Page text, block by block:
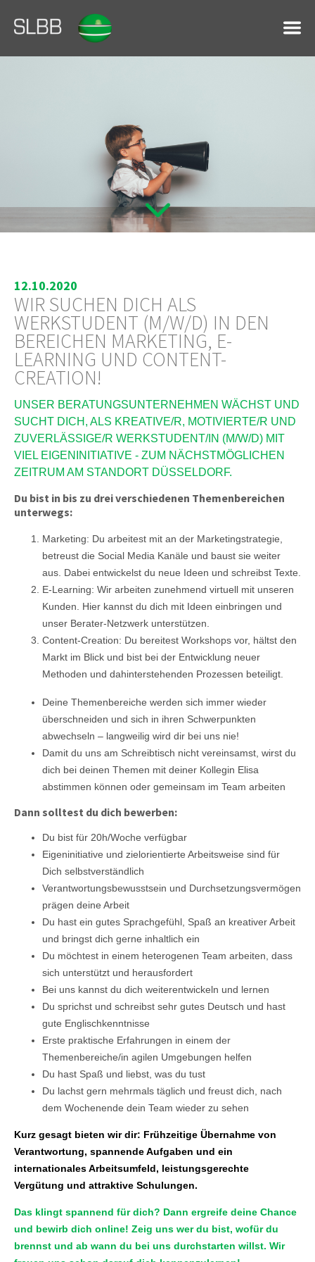
12.10.2020
WIR SUCHEN DICH ALS
WERKSTUDENT (M/W/D) IN DEN
BEREICHEN MARKETING, E-
LEARNING UND CONTENT-
CREATION!
UNSER BERATUNGSUNTERNEHMEN WÄCHST UND
SUCHT DICH, ALS KREATIVE/R, MOTIVIERTE/R UND
ZUVERLÄSSIGE/R WERKSTUDENT/IN (M/W/D) MIT
VIEL EIGENINITIATIVE - ZUM NÄCHSTMÖGLICHEN
ZEITRUM AM STANDORT DÜSSELDORF.
Du bist in bis zu drei verschiedenen Themenbereichen
unterwegs:
Marketing: Du arbeitest mit an der Marketingstrategie,
betreust die Social Media Kanäle und baust sie weiter
aus. Dabei entwickelst du neue Ideen und schreibst Texte.
E-Learning: Wir arbeiten zunehmend virtuell mit unseren
Kunden. Hier kannst du dich mit Ideen einbringen und
unser Berater-Netzwerk unterstützen.
Content-Creation: Du bereitest Workshops vor, hältst den
Markt im Blick und bist bei der Entwicklung neuer
Methoden und dahinterstehenden Prozessen beteiligt.
Deine Themenbereiche werden sich immer wieder
überschneiden und sich in ihren Schwerpunkten
abwechseln – langweilig wird dir bei uns nie!
Damit du uns am Schreibtisch nicht vereinsamst, wirst du
dich bei deinen Themen mit deiner Kollegin Elisa
abstimmen können oder gemeinsam im Team arbeiten
Dann solltest du dich bewerben:
Du bist für 20h/Woche verfügbar
Eigeninitiative und zielorientierte Arbeitsweise sind für
Dich selbstverständlich
Verantwortungsbewusstsein und Durchsetzungsvermögen
prägen deine Arbeit
Du hast ein gutes Sprachgefühl, Spaß an kreativer Arbeit
und bringst dich gerne inhaltlich ein
Du möchtest in einem heterogenen Team arbeiten, dass
sich unterstützt und herausfordert
Bei uns kannst du dich weiterentwickeln und lernen
Du sprichst und schreibst sehr gutes Deutsch und hast
gute Englischkenntnisse
Erste praktische Erfahrungen in einem der
Themenbereiche/in agilen Umgebungen helfen
Du hast Spaß und liebst, was du tust
Du lachst gern mehrmals täglich und freust dich, nach
dem Wochenende dein Team wieder zu sehen
Kurz gesagt bieten wir dir: Frühzeitige Übernahme von
Verantwortung, spannende Aufgaben und ein
internationales Arbeitsumfeld, leistungsgerechte
Vergütung und attraktive Schulungen.
Das klingt spannend für dich? Dann ergreife deine Chance
und bewirb dich online! Zeig uns wer du bist, wofür du
brennst und ab wann du bei uns durchstarten willst. Wir